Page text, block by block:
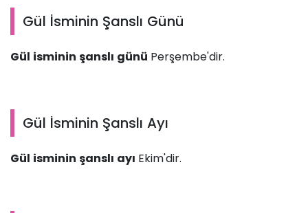
Gül İsminin Şanslı Günü
Gül isminin şanslı günü Perşembe'dir.
Gül İsminin Şanslı Ayı
Gül isminin şanslı ayı Ekim'dir.